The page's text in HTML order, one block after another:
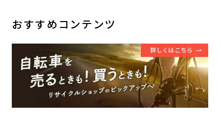
おすすめコンテンツ